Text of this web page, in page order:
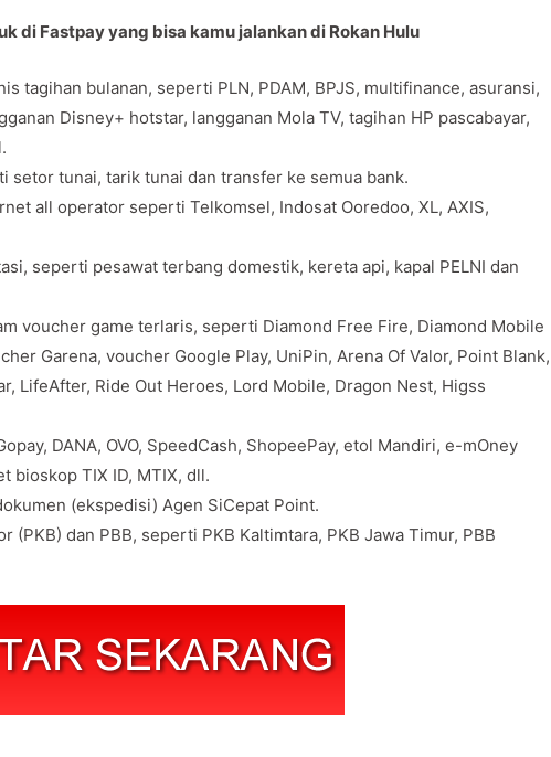
di Fastpay yang bisa kamu jalankan di Rokan Hulu
tagihan bulanan, seperti PLN, PDAM, BPJS, multifinance, asuransi,
Disney+ hotstar, langganan Mola TV, tagihan HP pascabayar,
setor tunai, tarik tunai dan transfer ke semua bank.
all operator seperti Telkomsel, Indosat Ooredoo, XL, AXIS,
seperti pesawat terbang domestik, kereta api, kapal PELNI dan
voucher game terlaris, seperti Diamond Free Fire, Diamond Mobile
Garena, voucher Google Play, UniPin, Arena Of Valor, Point Blank,
LifeAfter, Ride Out Heroes, Lord Mobile, Dragon Nest, Higss
DANA, OVO, SpeedCash, ShopeePay, etol Mandiri, e-mOney
bioskop TIX ID, MTIX, dll.
(ekspedisi) Agen SiCepat Point.
(PKB) dan PBB, seperti PKB Kaltimtara, PKB Jawa Timur, PBB